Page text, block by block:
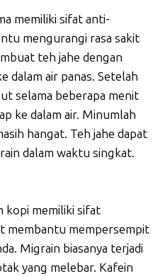
memiliki sifat anti-
mengurangi rasa sakit
teh jahe dengan
dalam air panas. Setelah
selama beberapa menit
ke dalam air. Minumlah
hangat. Teh jahe dapat
dalam waktu singkat.
kopi memiliki sifat
membantu mempersempit
Migrain biasanya terjadi
yang melebar. Kafein